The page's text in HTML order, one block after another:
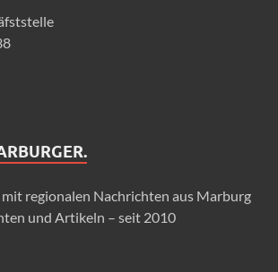
regionalen Nachrichten aus Marburg
und Artikeln – seit 2010